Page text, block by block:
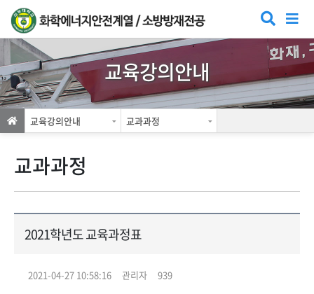
교육강의안내
교육강의안내 교과과정
교과과정
2021학년도 교육과정표
2021-04-27 10:58:16 관리자 939